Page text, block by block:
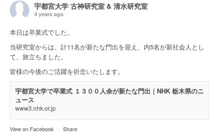
宇都宮大学 古神研究室 & 清水研究室
4 years ago
本日は卒業式でした。
当研究室からは、計11名が新たな門出を迎え、内5名が新社会人とし
て、旅立ちました。
皆様の今後のご活躍を祈念いたします。
宇都宮大学で卒業式 １３００人余が新たな門出｜NHK 栃木県のニ
ュース
www3.nhk.or.jp
View on Facebook · Share